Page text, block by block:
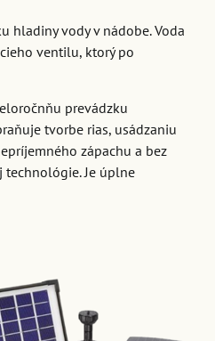
hladiny vody v nádobe. Voda
ventilu, ktorý po
prevádzku
tvorbe rias, usádzaniu
zápachu a bez
Je úplne